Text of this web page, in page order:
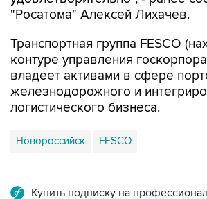
Транспортная группа FESCO
владеет активами в сфере
железнодорожного и
логистического бизнеса.
Новороссийск FESCO
Подписаться на рассылку главных